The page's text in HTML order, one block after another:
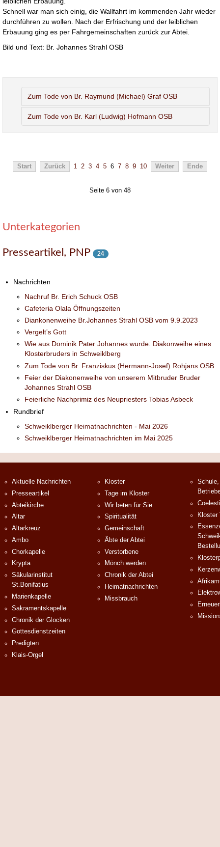
Schnell war man sich einig, die Wallfahrt im kommenden Jahr wieder
durchführen zu wollen. Nach der Erfrischung und der leiblichen
Erbauung ging es per Fahrgemeinschaften zurück zur Abtei.
Bild und Text: Br. Johannes Strahl OSB
Zum Tode von Br. Raymund (Michael) Graf OSB
Zum Tode von Br. Karl (Ludwig) Hofmann OSB
Start Zurück 1 2 3 4 5 6 7 8 9 10 Weiter Ende
Seite 6 von 48
Unterkategorien
Presseartikel, PNP 24
Nachrichten
Nachruf Br. Erich Schuck OSB
Cafeteria Olala Öffnungszeiten
Diankonenweihe Br.Johannes Strahl OSB vom 9.9.2023
Vergelt’s Gott
Wie aus Dominik Pater Johannes wurde: Diakonweihe eines
Klosterbruders in Schweiklberg
Zum Tode von Br. Franziskus (Hermann-Josef) Rohjans OSB
Feier der Diakonenweihe von unserem Mitbruder Bruder
Johannes Strahl OSB
Feierliche Nachprimiz des Neupriesters Tobias Asbeck
Rundbrief
Schweiklberger Heimatnachrichten - Mai 2026
Schweiklberger Heimatnachrichten im Mai 2025
Aktuelle Nachrichten
Presseartikel
Abteikirche
Altar
Altarkreuz
Ambo
Chorkapelle
Krypta
Säkularinstitut
St.Bonifatius
Marienkapelle
Sakramentskapelle
Chronik der Glocken
Gottesdienstzeiten
Predigten
Klais-Orgel
Kloster
Tage im Kloster
Wir beten für Sie
Spiritualität
Gemeinschaft
Äbte der Abtei
Verstorbene
Mönch werden
Chronik der Abtei
Heimatnachrichten
Missbrauch
Kloster